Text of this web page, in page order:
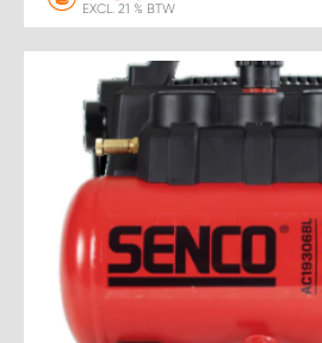
EXCL. 21 % BTW
WORK SYSTEM LOPIK AUTOSERVICE BENSCHOP
WORK SYSTEM LOPIK GARAGE STUIVENBERG
WORK SYSTEM NIEUWEGEIN
WORK SYSTEM NIEUWERKERK AAN DEN IJSSEL
WORK SYSTEM OOSTERHOUT
WORK SYSTEM REEUWIJK